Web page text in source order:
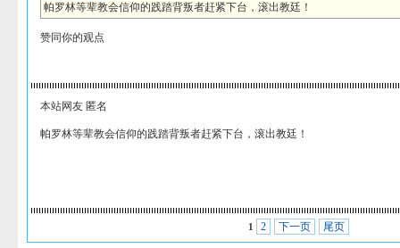
帕罗林等辈教会信仰的践踏背叛者赶紧下台，滚出教廷！
赞同你的观点
本站网友 匿名
帕罗林等辈教会信仰的践踏背叛者赶紧下台，滚出教廷！
1 2 下一页 尾页